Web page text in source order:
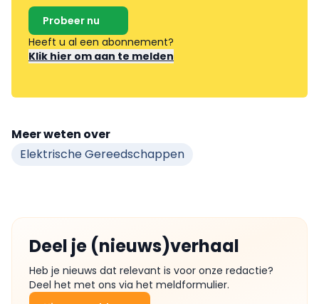
Probeer nu
Heeft u al een abonnement?
Klik hier om aan te melden
Meer weten over
Elektrische Gereedschappen
Deel je (nieuws)verhaal
Heb je nieuws dat relevant is voor onze redactie?
Deel het met ons via het meldformulier.